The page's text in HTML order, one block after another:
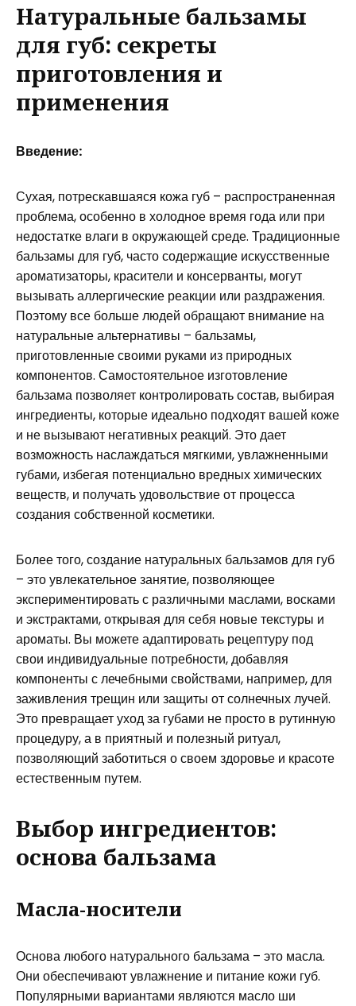
Натуральные бальзамы
для губ: секреты
приготовления и
применения
Введение:
Сухая, потрескавшаяся кожа губ – распространенная
проблема, особенно в холодное время года или при
недостатке влаги в окружающей среде. Традиционные
бальзамы для губ, часто содержащие искусственные
ароматизаторы, красители и консерванты, могут
вызывать аллергические реакции или раздражения.
Поэтому все больше людей обращают внимание на
натуральные альтернативы – бальзамы,
приготовленные своими руками из природных
компонентов. Самостоятельное изготовление
бальзама позволяет контролировать состав, выбирая
ингредиенты, которые идеально подходят вашей коже
и не вызывают негативных реакций. Это дает
возможность наслаждаться мягкими, увлажненными
губами, избегая потенциально вредных химических
веществ, и получать удовольствие от процесса
создания собственной косметики.
Более того, создание натуральных бальзамов для губ
– это увлекательное занятие, позволяющее
экспериментировать с различными маслами, восками
и экстрактами, открывая для себя новые текстуры и
ароматы. Вы можете адаптировать рецептуру под
свои индивидуальные потребности, добавляя
компоненты с лечебными свойствами, например, для
заживления трещин или защиты от солнечных лучей.
Это превращает уход за губами не просто в рутинную
процедуру, а в приятный и полезный ритуал,
позволяющий заботиться о своем здоровье и красоте
естественным путем.
Выбор ингредиентов:
основа бальзама
Масла-носители
Основа любого натурального бальзама – это масла.
Они обеспечивают увлажнение и питание кожи губ.
Популярными вариантами являются масло ши